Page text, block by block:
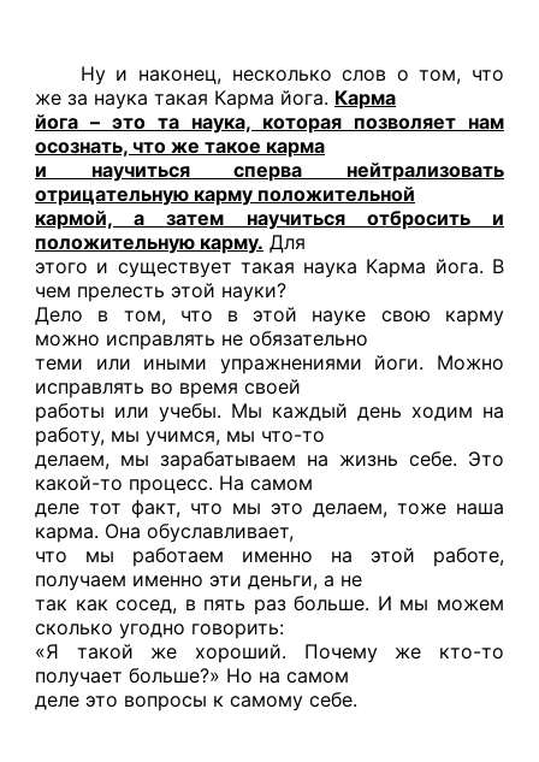
Ну и наконец, несколько слов о том, что
же за наука такая Карма йога. Карма
йога – это та наука, которая позволяет нам
осознать, что же такое карма
и научиться сперва нейтрализовать
отрицательную карму положительной
кармой, а затем научиться отбросить и
положительную карму. Для
этого и существует такая наука Карма йога. В
чем прелесть этой науки?
Дело в том, что в этой науке свою карму
можно исправлять не обязательно
теми или иными упражнениями йоги. Можно
исправлять во время своей
работы или учебы. Мы каждый день ходим на
работу, мы учимся, мы что-то
делаем, мы зарабатываем на жизнь себе. Это
какой-то процесс. На самом
деле тот факт, что мы это делаем, тоже наша
карма. Она обуславливает,
что мы работаем именно на этой работе,
получаем именно эти деньги, а не
так как сосед, в пять раз больше. И мы можем
сколько угодно говорить:
«Я такой же хороший. Почему же кто-то
получает больше?» Но на самом
деле это вопросы к самому себе.